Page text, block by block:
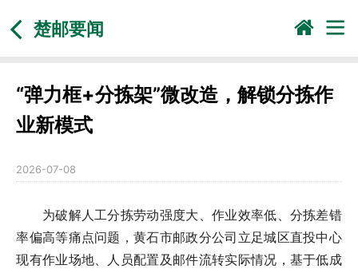
楚邮要闻
“弹力框+分拣架”微改造，解锁分拣作
业新模式
2026-07-08
为破解人工分拣劳动强度大、作业效率低、分拣差错
率偏高等痛点问题，黄石市邮政分公司立足城区直投中心
现有作业场地、人员配置及邮件流转实际情况，基于低成